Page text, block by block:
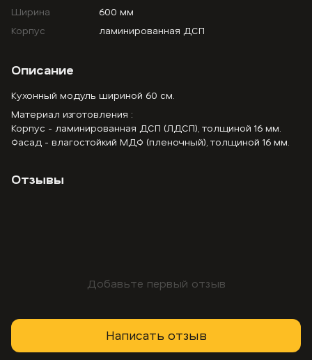
Ширина
600 мм
Корпус
ламинированная ДСП
Описание
Кухонный модуль шириной 60 см.
Материал изготовления :
Корпус - ламинированная ДСП (ЛДСП), толщиной 16 мм.
Фасад - влагостойкий МДФ (пленочный), толщиной 16 мм.
Отзывы
Добавьте первый отзыв
Написать отзыв